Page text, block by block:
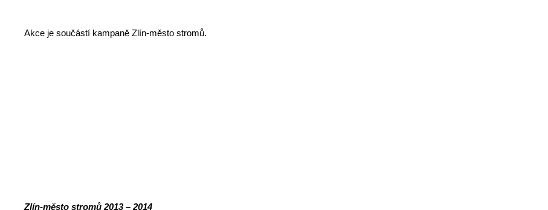
Akce je součástí kampaně Zlín-město stromů.
Zlín-město stromů 2013 – 2014